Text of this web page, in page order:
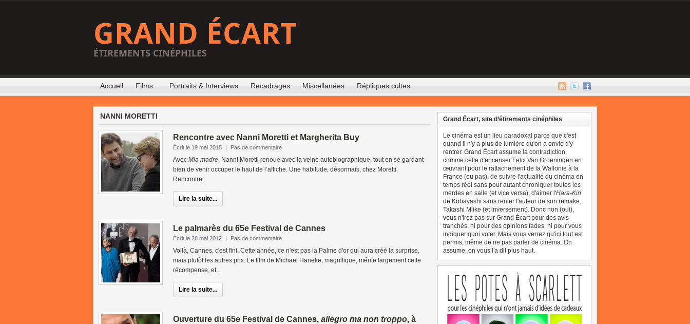
GRAND ÉCART
ÉTIREMENTS CINÉPHILES
Accueil Films Portraits & Interviews Recadrages Miscellanées Répliques cultes
NANNI MORETTI
Rencontre avec Nanni Moretti et Margherita Buy
Écrit le 19 mai 2015 | Pas de commentaire
Avec Mia madre, Nanni Moretti renoue avec la veine autobiographique, tout en se gardant
bien de venir occuper le haut de l’affiche. Une habitude, désormais, chez Moretti.
Rencontre.
Lire la suite...
Le palmarès du 65e Festival de Cannes
Écrit le 28 mai 2012 | Pas de commentaire
Voilà, Cannes, c'est fini. Cette année, ce n'est pas la Palme d'or qui aura créé la surprise,
mais plutôt les autres prix. Le film de Michael Haneke, magnifique, mérite largement cette
récompense, et...
Lire la suite...
Ouverture du 65e Festival de Cannes, allegro ma non troppo, à
Grand Écart, site d’étirements cinéphiles
Le cinéma est un lieu paradoxal parce que c'est
quand il n'y a plus de lumière qu'on a envie d'y
rentrer. Grand Écart assume la contradiction,
comme celle d'encenser Felix Van Groeningen en
œuvrant pour le rattachement de la Wallonie à la
France (ou pas), de suivre l'actualité du cinéma en
temps réel sans pour autant chroniquer toutes les
merdes en salle (et vice versa), d'aimer l'Hara-Kiri
de Kobayashi sans renier l'auteur de son remake,
Takashi Miike (et inversement). Donc non (oui),
vous n'irez pas sur Grand Écart pour des avis
tranchés, ni pour des opinions fades, ni pour vous
indiquer quoi voter. Mais vous verrez qu'ici tout est
permis, même de ne pas parler de cinéma. On
assume, on vous l'a dit plus haut.